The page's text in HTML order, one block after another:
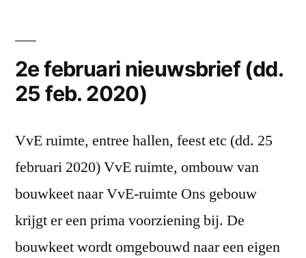
2e februari nieuwsbrief (dd.
25 feb. 2020)
VvE ruimte, entree hallen, feest etc (dd. 25
februari 2020) VvE ruimte, ombouw van
bouwkeet naar VvE-ruimte Ons gebouw
krijgt er een prima voorziening bij. De
bouwkeet wordt omgebouwd naar een eigen